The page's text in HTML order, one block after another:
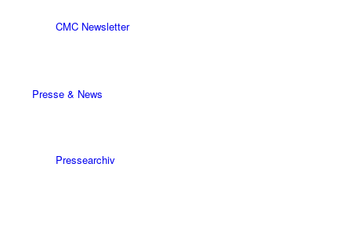
CMC Newsletter
Presse & News
Pressearchiv